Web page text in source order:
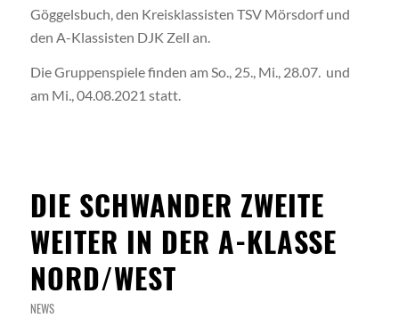
Göggelsbuch, den Kreisklassisten TSV Mörsdorf und
den A-Klassisten DJK Zell an.
Die Gruppenspiele finden am So., 25., Mi., 28.07. und
am Mi., 04.08.2021 statt.
DIE SCHWANDER ZWEITE
WEITER IN DER A-KLASSE
NORD/WEST
NEWS